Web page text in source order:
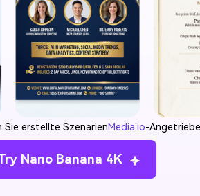
Sie erstellte SzenarienMedia.io-
Nano Banana 4K